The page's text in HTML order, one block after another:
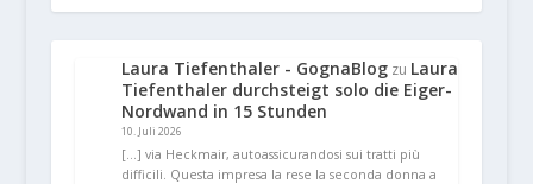
Laura Tiefenthaler - GognaBlogzu Laura
Tiefenthaler durchsteigt solo die Eiger-
Nordwand in 15 Stunden
10. Juli 2026
[…] via Heckmair, autoassicurandosi sui tratti più
difficili. Questa impresa la rese la seconda donna a